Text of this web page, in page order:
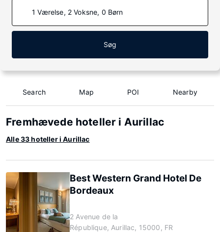
1 Værelse, 2 Voksne, 0 Børn
Søg
Search Map POI Nearby
Fremhævede hoteller i Aurillac
Alle 33 hoteller i Aurillac
Best Western Grand Hotel De
Bordeaux
2 Avenue de la
République, Aurillac, 15000, FR